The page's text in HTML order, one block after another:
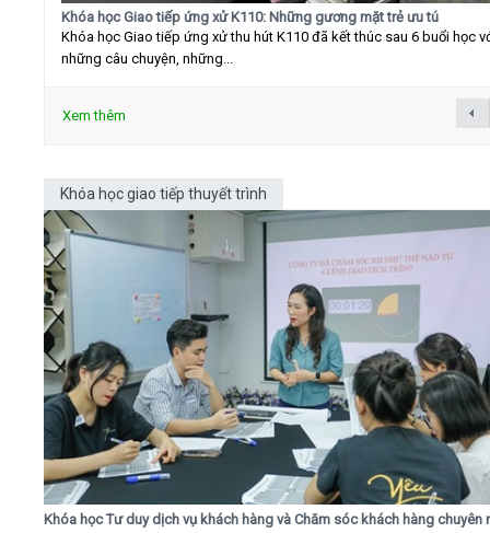
Khóa học Giao tiếp ứng xử K110: Những gương mặt trẻ ưu tú
Khóa học Giao tiếp ứng xử thu hút K110 đã kết thúc sau 6 buổi học
những câu chuyện, những...
Xem thêm
Khóa học giao tiếp thuyết trình
Khóa học Tư duy dịch vụ khách hàng và Chăm sóc khách hàng chuyên